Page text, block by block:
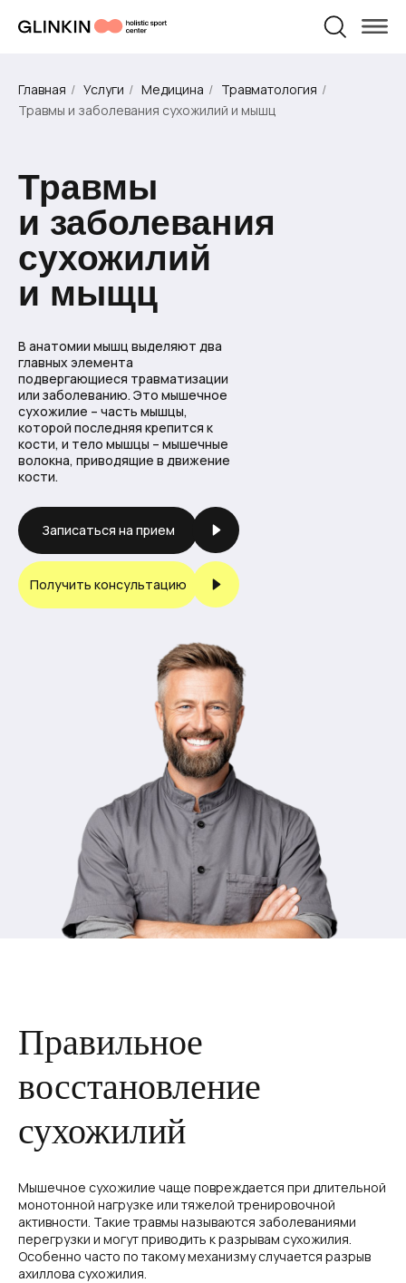
реабилитация
тренировки
и родам
Главная / Услуги / Медицина / Травматология /
Травмы и заболевания сухожилий и мышц
Записаться на прием
Получить консультацию
В анатомии мышц выделяют два
главных элемента
подвергающиеся травматизации
или заболеванию. Это мышечное
сухожилие – часть мышцы,
которой последняя крепится к
кости, и тело мышцы – мышечные
волокна, приводящие в движение
кости.
Травмы
и заболевания
сухожилий
и мыщц
Правильное
восстановление
сухожилий
Мышечное сухожилие чаще повреждается при длительной
монотонной нагрузке или тяжелой тренировочной
активности. Такие травмы называются заболеваниями
перегрузки и могут приводить к разрывам сухожилия.
Особенно часто по такому механизму случается разрыв
ахиллова сухожилия.